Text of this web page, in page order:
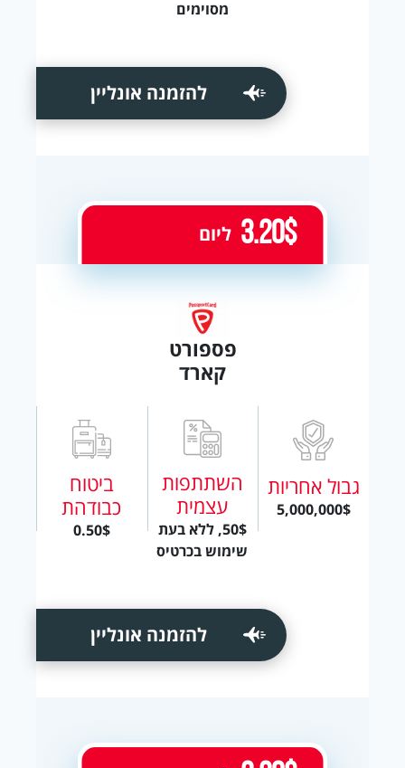
מסוימים
להזמנה אונליין
פספורט
קארד
גבול אחריות
5,000,000$
השתתפות
עצמית
50$, ללא בעת
שימוש בכרטיס
ביטוח
כבודהת
0.50$
3.20$ ליום
להזמנה אונליין